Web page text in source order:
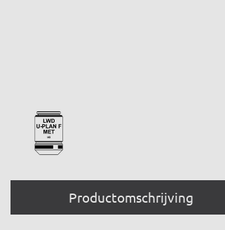
Productomschrijving